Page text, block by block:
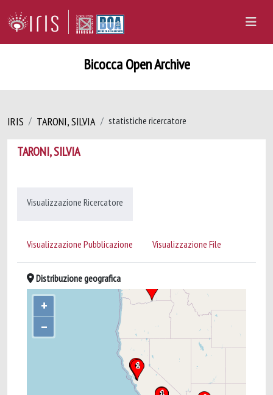
Bicocca Open Archive
IRIS TARONI, SILVIA statistiche ricercatore
TARONI, SILVIA
Visualizzazione Ricercatore
Visualizzazione Pubblicazione Visualizzazione File
Distribuzione geografica
+
–